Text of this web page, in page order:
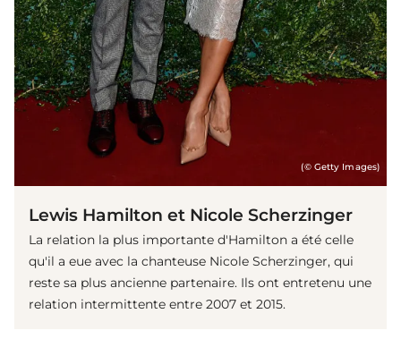
(© Getty Images)
Lewis Hamilton et Nicole Scherzinger
La relation la plus importante d'Hamilton a été celle
qu'il a eue avec la chanteuse Nicole Scherzinger, qui
reste sa plus ancienne partenaire. Ils ont entretenu une
relation intermittente entre 2007 et 2015.